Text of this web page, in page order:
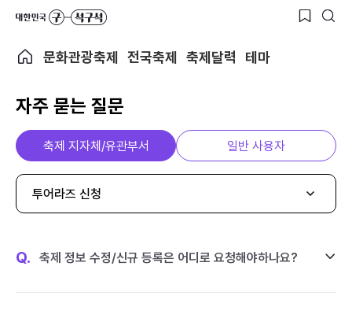
문화관광축제 전국축제 축제달력 테마
자주 묻는 질문
축제 지자체/유관부서 일반 사용자
투어라즈 신청
Q. 축제 정보 수정/신규 등록은 어디로 요청해야하나요?